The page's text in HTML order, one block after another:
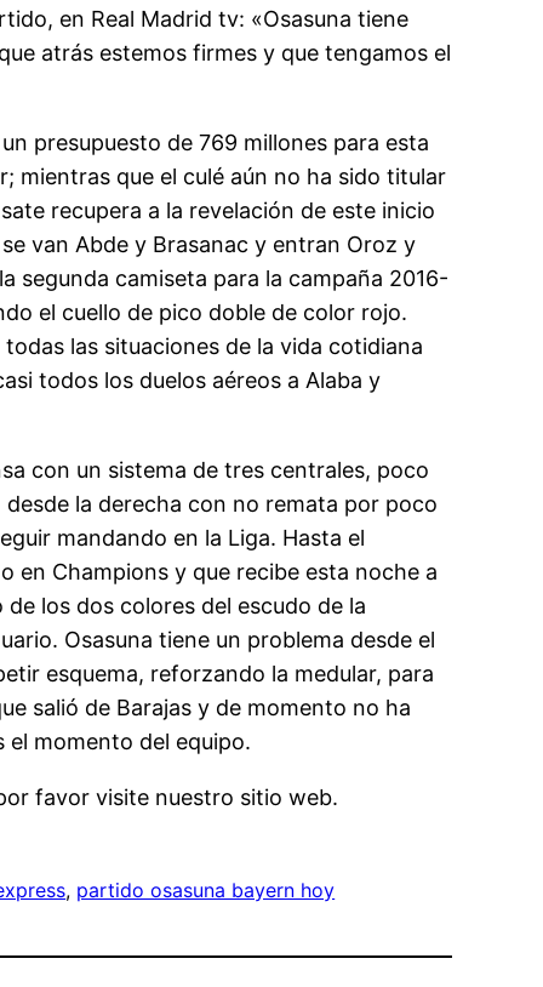
en Real Madrid tv: «Osasuna tiene
atrás estemos firmes y que tengamos el
presupuesto de 769 millones para esta
mientras que el culé aún no ha sido titular
recupera a la revelación de este inicio
van Abde y Brasanac y entran Oroz y
segunda camiseta para la campaña 2016-
el cuello de pico doble de color rojo.
las situaciones de la vida cotidiana
todos los duelos aéreos a Alaba y
con un sistema de tres centrales, poco
la derecha con no remata por poco
mandando en la Liga. Hasta el
en Champions y que recibe esta noche a
los dos colores del escudo de la
Osasuna tiene un problema desde el
esquema, reforzando la medular, para
salió de Barajas y de momento no ha
momento del equipo.
favor visite nuestro sitio web.
, partido osasuna bayern hoy